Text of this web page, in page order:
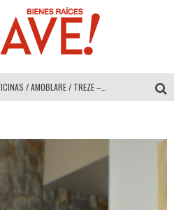
MULTIOFICINAS / AMOBLARE / TREZE – Especial Interiorismo & Decoración 2026
COLINEAL – Especial Interiorismo & Decoración 2026